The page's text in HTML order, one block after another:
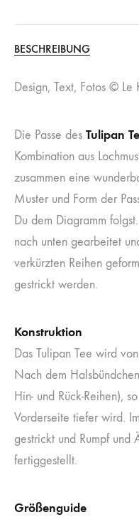
BESCHREIBUNG
Design, Text, Fotos © Le
Die Passe des Tulipan
Kombination aus
zusammen eine
Muster und Form der
Du dem Diagramm
nach unten gearbeitet
verkürzten Reihen
gestrickt werden.
Konstruktion
Das Tulipan Tee wird
Nach dem
Hin- und Rück-Reihen),
Vorderseite tiefer wird.
gestrickt und Rumpf und
fertiggestellt.
Größenguide